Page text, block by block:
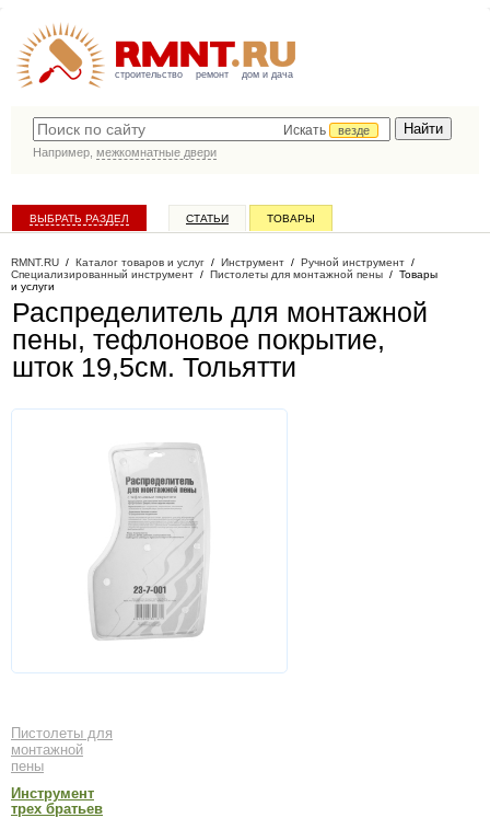
строительство ремонт дом и дача
Искать
везде
Например, межкомнатные двери
ВЫБРАТЬ РАЗДЕЛ СТАТЬИ ТОВАРЫ
RMNT.RU / Каталог товаров и услуг / Инструмент / Ручной инструмент /
Специализированный инструмент / Пистолеты для монтажной пены / Товары
и услуги
Распределитель для монтажной
пены, тефлоновое покрытие,
шток 19,5см. Тольятти
Пистолеты для
монтажной
пены
Инструмент
трех братьев